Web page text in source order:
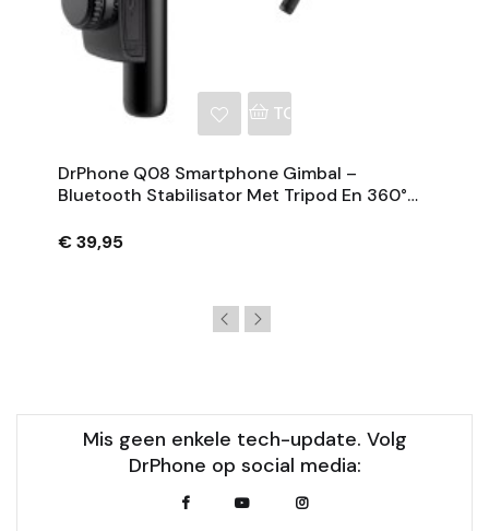
TOEVOEGEN AAN
DrPhone Q08 Smartphone Gimbal –
Bluetooth Stabilisator Met Tripod En 360°
€ 39,95
Mis geen enkele tech-update. Volg
DrPhone op social media: